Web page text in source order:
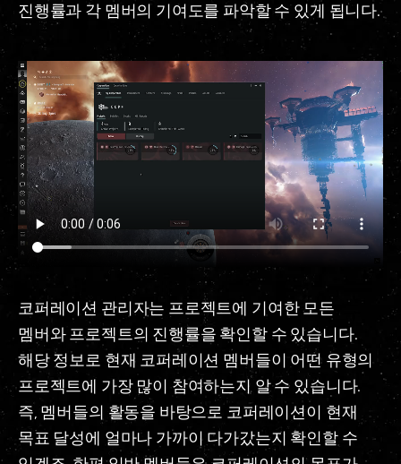
진행률과 각 멤버의 기여도를 파악할 수 있게 됩니다.
코퍼레이션 관리자는 프로젝트에 기여한 모든
멤버와 프로젝트의 진행률을 확인할 수 있습니다.
해당 정보로 현재 코퍼레이션 멤버들이 어떤 유형의
프로젝트에 가장 많이 참여하는지 알 수 있습니다.
즉, 멤버들의 활동을 바탕으로 코퍼레이션이 현재
목표 달성에 얼마나 가까이 다가갔는지 확인할 수